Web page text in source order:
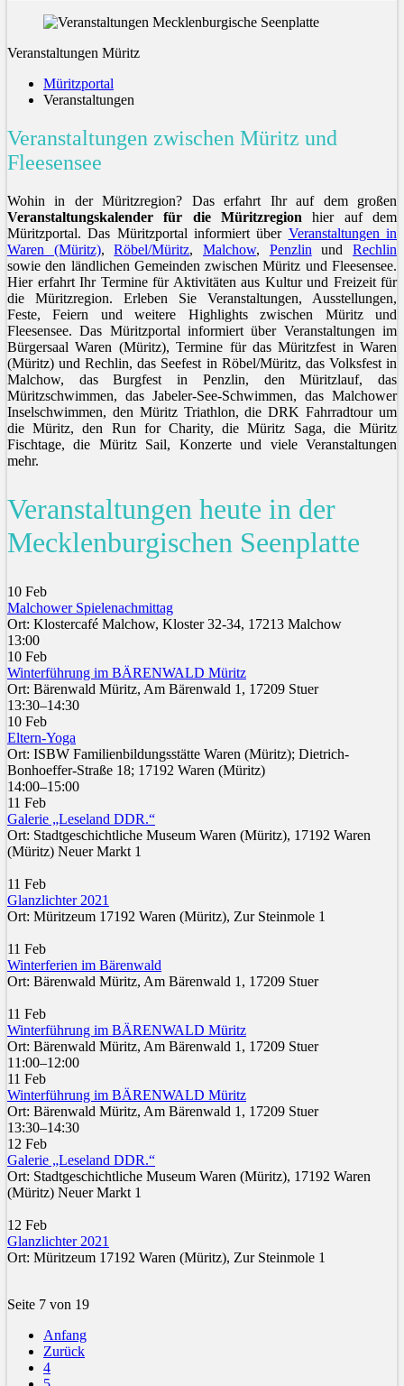
Veranstaltungen Müritz
Müritzportal
Veranstaltungen
Veranstaltungen zwischen Müritz und
Fleesensee
Wohin in der Müritzregion? Das erfahrt Ihr auf dem großen
Veranstaltungskalender für die Müritzregion hier auf dem
Müritzportal. Das Müritzportal informiert über Veranstaltungen in
Waren (Müritz),Röbel/Müritz,Malchow, Penzlin undRechlin
sowie den ländlichen Gemeinden zwischen Müritz und Fleesensee.
Hier erfahrt Ihr Termine für Aktivitäten aus Kultur und Freizeit für
die Müritzregion. Erleben Sie Veranstaltungen, Ausstellungen,
Feste, Feiern und weitere Highlights zwischen Müritz und
Fleesensee. Das Müritzportal informiert über Veranstaltungen im
Bürgersaal Waren (Müritz), Termine für das Müritzfest in Waren
(Müritz) und Rechlin, das Seefest in Röbel/Müritz, das Volksfest in
Malchow, das Burgfest in Penzlin, den Müritzlauf, das
Müritzschwimmen, das Jabeler-See-Schwimmen, das Malchower
Inselschwimmen, den Müritz Triathlon, die DRK Fahrradtour um
die Müritz, den Run for Charity, die Müritz Saga, die Müritz
Fischtage, die Müritz Sail, Konzerte und viele Veranstaltungen
mehr.
Veranstaltungen heute in der
Mecklenburgischen Seenplatte
10 Feb
Malchower Spielenachmittag
Ort: Klostercafé Malchow, Kloster 32-34, 17213 Malchow
13:00
10 Feb
Winterführung im BÄRENWALD Müritz
Ort: Bärenwald Müritz, Am Bärenwald 1, 17209 Stuer
13:30–14:30
10 Feb
Eltern-Yoga
Ort: ISBW Familienbildungsstätte Waren (Müritz); Dietrich-
Bonhoeffer-Straße 18; 17192 Waren (Müritz)
14:00–15:00
11 Feb
Galerie „Leseland DDR.“
Ort: Stadtgeschichtliche Museum Waren (Müritz), 17192 Waren
(Müritz) Neuer Markt 1
11 Feb
Glanzlichter 2021
Ort: Müritzeum 17192 Waren (Müritz), Zur Steinmole 1
11 Feb
Winterferien im Bärenwald
Ort: Bärenwald Müritz, Am Bärenwald 1, 17209 Stuer
11 Feb
Winterführung im BÄRENWALD Müritz
Ort: Bärenwald Müritz, Am Bärenwald 1, 17209 Stuer
11:00–12:00
11 Feb
Winterführung im BÄRENWALD Müritz
Ort: Bärenwald Müritz, Am Bärenwald 1, 17209 Stuer
13:30–14:30
12 Feb
Galerie „Leseland DDR.“
Ort: Stadtgeschichtliche Museum Waren (Müritz), 17192 Waren
(Müritz) Neuer Markt 1
12 Feb
Glanzlichter 2021
Ort: Müritzeum 17192 Waren (Müritz), Zur Steinmole 1
Seite 7 von 19
Anfang
Zurück
4